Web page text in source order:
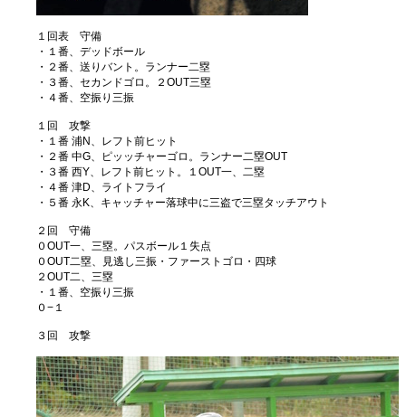
１回表 守備
・１番、デッドボール
・２番、送りバント。ランナー二塁
・３番、セカンドゴロ。２OUT三塁
・４番、空振り三振
１回 攻撃
・１番 浦N、レフト前ヒット
・２番 中G、ピッッチャーゴロ。ランナー二塁OUT
・３番 西Y、レフト前ヒット。１OUT一、二塁
・４番 津D、ライトフライ
・５番 永K、キャッチャー落球中に三盗で三塁タッチアウト
２回 守備
０OUT一、三塁。パスボール１失点
０OUT二塁、見逃し三振・ファーストゴロ・四球
２OUT二、三塁
・１番、空振り三振
０−１
３回 攻撃